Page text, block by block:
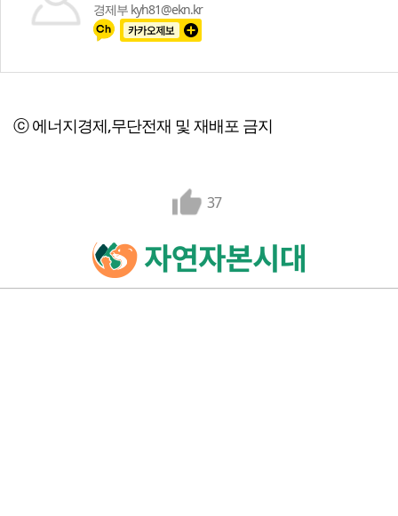
경제부 kyh81@ekn.kr
ⓒ 에너지경제,무단전재 및 재배포 금지
37